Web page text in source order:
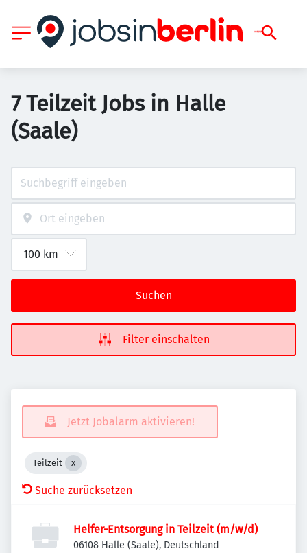
7 Teilzeit Jobs in Halle
(Saale)
Suchen
Filter einschalten
Jetzt Jobalarm aktivieren!
Teilzeit
Suche zurücksetzen
Helfer-Entsorgung in Teilzeit (m/w/d)
06108 Halle (Saale), Deutschland